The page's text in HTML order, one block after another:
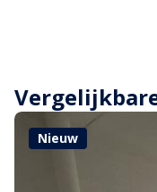
Nieuw